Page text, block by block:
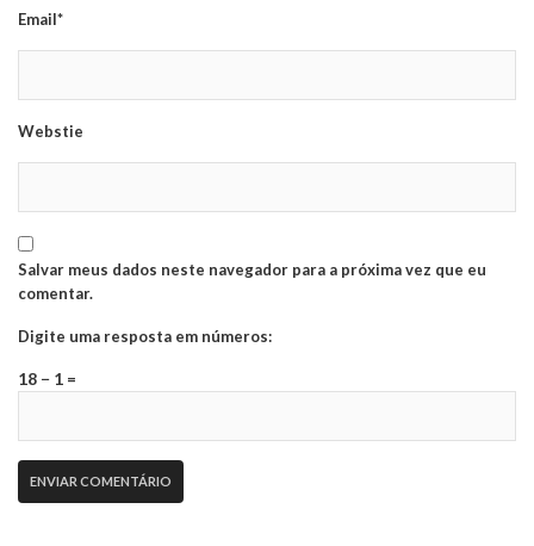
Email*
Webstie
Salvar meus dados neste navegador para a próxima vez que eu
comentar.
Digite uma resposta em números:
18 − 1 =